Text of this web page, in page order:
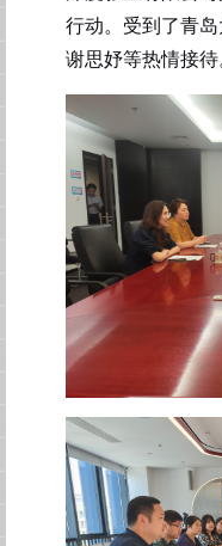
行动。 受到了青
谢思妤等热情接待